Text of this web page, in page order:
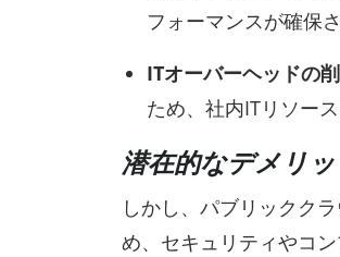
フォーマンスが確保さ
ITオーバーヘッドの
ため、社内ITリソー
潜在的なデメリッ
しかし、パブリックク
め、セキュリティやコ